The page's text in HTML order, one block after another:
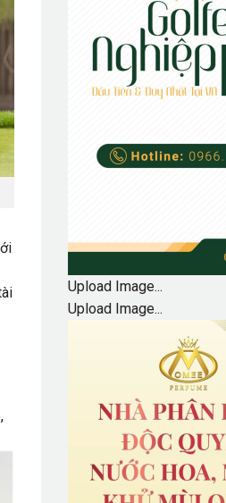
Upload Image...
Upload Image...